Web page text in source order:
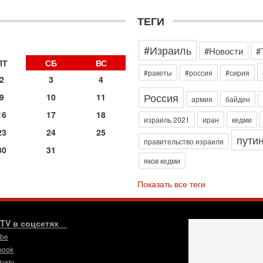
СБ
ВС
2 3
4
9 10
11
17
18
24
25
31
ТЕГИ
#Израиль
#Новости
#ракеты #россия #сирия
Россия армия байден
израиль 2021 иран кедми
правительство израиля путин
яков кедми
Показать все теги
в соцсетях